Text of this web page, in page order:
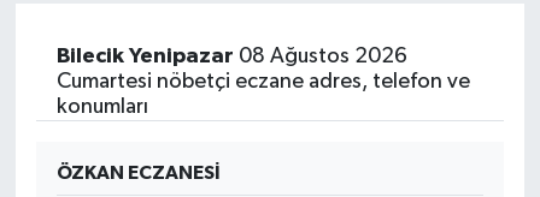
Bilecik Yenipazar 08 Ağustos 2026
Cumartesi nöbetçi eczane adres, telefon ve
konumları
ÖZKAN ECZANESİ
YAYLADERE
YEDİSU